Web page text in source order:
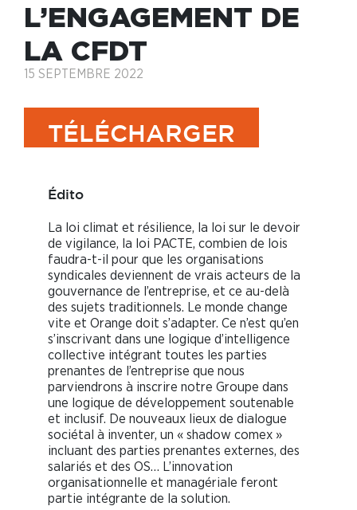
L’ENGAGEMENT DE
LA CFDT
15 SEPTEMBRE 2022
TÉLÉCHARGER
Édito
La loi climat et résilience, la loi sur le devoir
de vigilance, la loi PACTE, combien de lois
faudra-t-il pour que les organisations
syndicales deviennent de vrais acteurs de la
gouvernance de l’entreprise, et ce au-delà
des sujets traditionnels. Le monde change
vite et Orange doit s’adapter. Ce n’est qu’en
s’inscrivant dans une logique d’intelligence
collective intégrant toutes les parties
prenantes de l’entreprise que nous
parviendrons à inscrire notre Groupe dans
une logique de développement soutenable
et inclusif. De nouveaux lieux de dialogue
sociétal à inventer, un « shadow comex »
incluant des parties prenantes externes, des
salariés et des OS… L’innovation
organisationnelle et managériale feront
partie intégrante de la solution.